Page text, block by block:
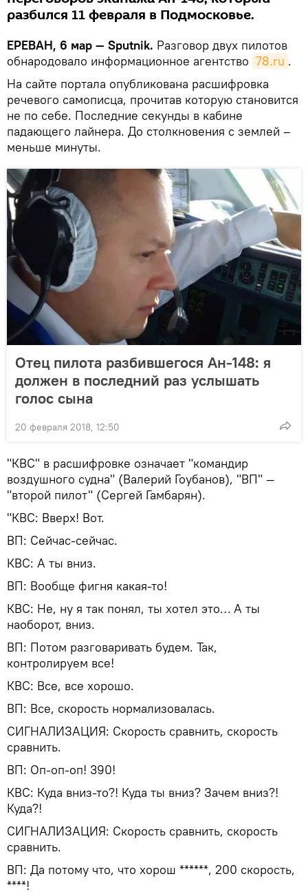
разбился 11 февраля в Подмосковье.
ЕРЕВАН, 6 мар — Sputnik. Разговор двух пилотов
обнародовало информационное агентство 78.ru .
На сайте портала опубликована расшифровка
речевого самописца, прочитав которую становится
не по себе. Последние секунды в кабине
падающего лайнера. До столкновения с землей –
меньше минуты.
Отец пилота разбившегося Ан-148: я
должен в последний раз услышать
голос сына
20 февраля 2018, 12:50
"КВС" в расшифровке означает "командир
воздушного судна" (Валерий Гоубанов), "ВП" —
"второй пилот" (Сергей Гамбарян).
"КВС: Вверх! Вот.
ВП: Сейчас-сейчас.
КВС: А ты вниз.
ВП: Вообще фигня какая-то!
КВС: Не, ну я так понял, ты хотел это… А ты
наоборот, вниз.
ВП: Потом разговаривать будем. Так,
контролируем все!
КВС: Все, все хорошо.
ВП: Все, скорость нормализовалась.
СИГНАЛИЗАЦИЯ: Скорость сравнить, скорость
сравнить.
ВП: Оп-оп-оп! 390!
КВС: Куда вниз-то?! Куда ты вниз? Зачем вниз?!
Куда?!
СИГНАЛИЗАЦИЯ: Скорость сравнить, скорость
сравнить.
ВП: Да потому что, что хорош ******, 200 скорость,
****!